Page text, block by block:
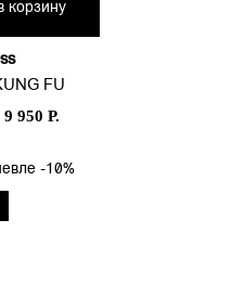
корзину
FU
9 950 Р.
-10%